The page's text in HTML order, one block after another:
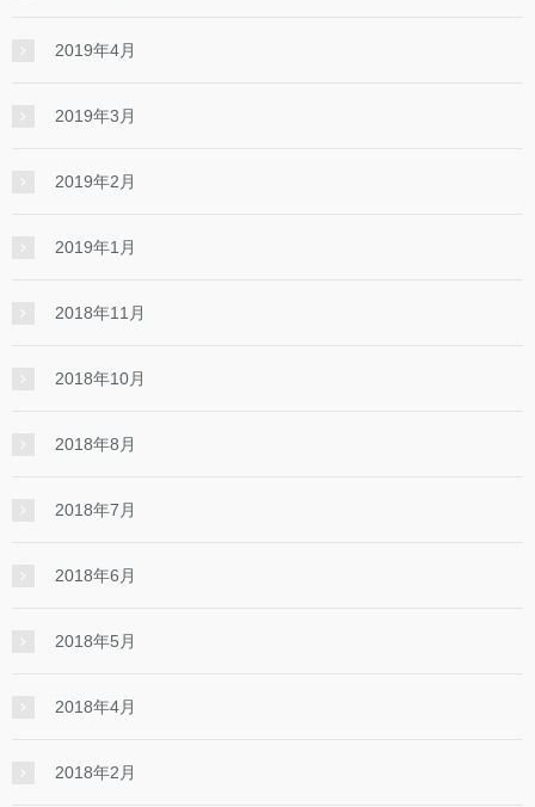
2019年4月
2019年3月
2019年2月
2019年1月
2018年11月
2018年10月
2018年8月
2018年7月
2018年6月
2018年5月
2018年4月
2018年2月